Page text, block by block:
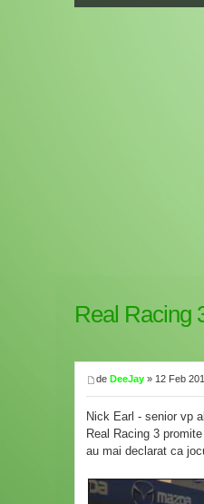
Real Racing
de DeeJay » 12 Feb
Nick Earl - senior vp
Real Racing 3
au mai declarat ca